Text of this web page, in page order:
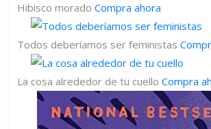
Hibisco morado Compra ahora
Todos deberíamos ser feministas
La cosa alrededor de tu cuello Compra